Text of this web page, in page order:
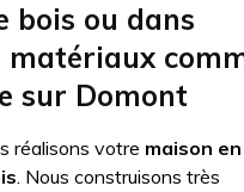
bois ou dans
matériaux
sur Domont
réalisons votre maison en
. Nous construisons très